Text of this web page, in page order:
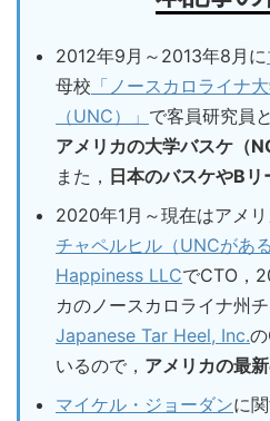
2012年9月～2013年8月に
母校 「ノースカロライナ
（UNC）」 で客員研究員
アメリカの大学バスケ（
また， 日本のバスケやBリ
2020年1月～現在はアメ
チャペルヒル（UNCがある
Happiness LLCでCTO，
カのノースカロライナ州
Japanese Tar Heel, Inc.
いるので， アメリカの最
マイケル・ジョーダンに